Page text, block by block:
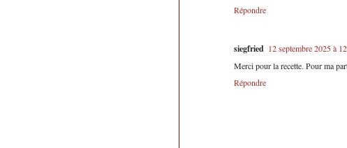
Répondre
siegfried 12 septembre 2025 à
Merci pour la recette. Pour ma
Répondre